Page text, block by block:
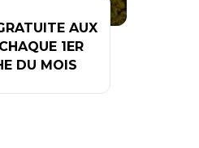
AUX
1ER
DU MOIS